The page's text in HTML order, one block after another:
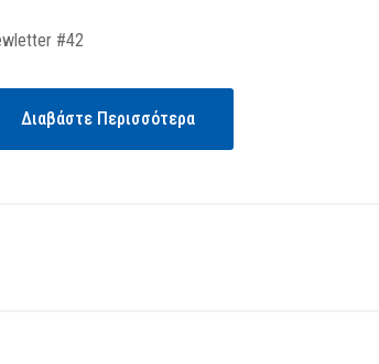
#42
Διαβάστε Περισσότερα
εθνικής συνεννόησης σε
εποχή